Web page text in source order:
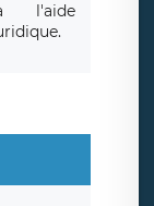
l'aide